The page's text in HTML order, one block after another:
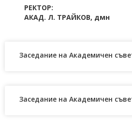
РЕКТОР:
АКАД. Л. ТРАЙКОВ, дмн
Заседание на Академичен
Заседание на Академичен